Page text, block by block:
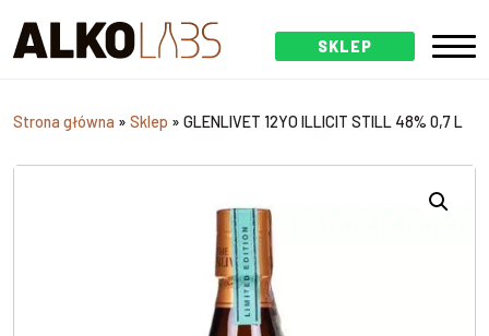
SKLEP
Strona główna » Sklep » GLENLIVET 12YO ILLICIT STILL 48% 0,7 L